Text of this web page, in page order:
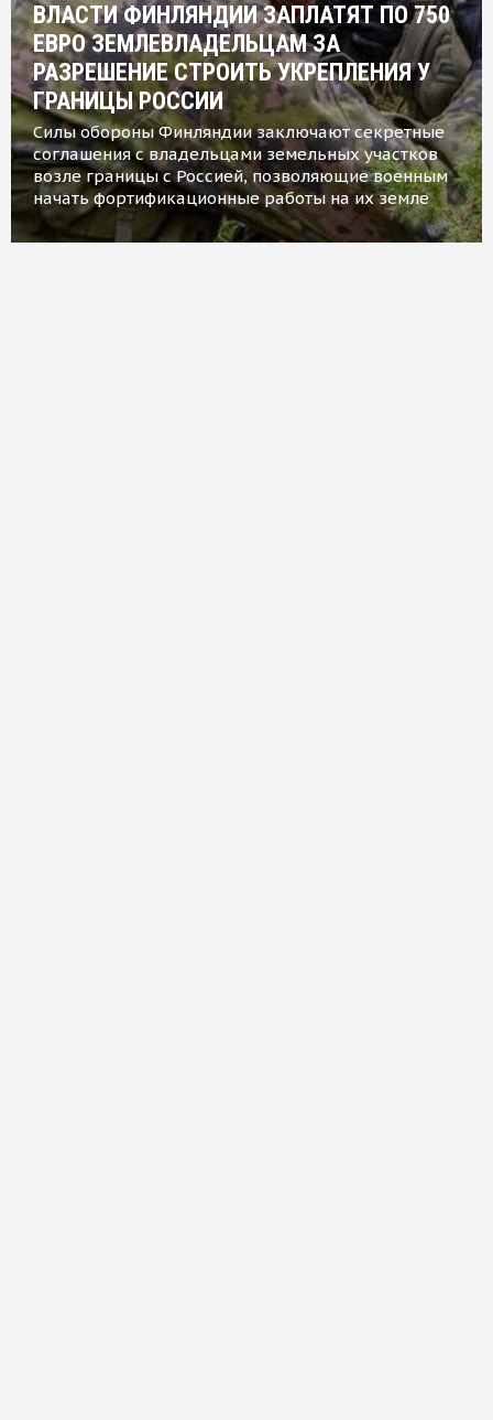
ВЛАСТИ ФИНЛЯНДИИ ЗАПЛАТЯТ ПО 750
ЕВРО ЗЕМЛЕВЛАДЕЛЬЦАМ ЗА
РАЗРЕШЕНИЕ СТРОИТЬ УКРЕПЛЕНИЯ У
ГРАНИЦЫ РОССИИ
Силы обороны Финляндии заключают секретные
соглашения с владельцами земельных участков
возле границы с Россией, позволяющие военным
начать фортификационные работы на их земле